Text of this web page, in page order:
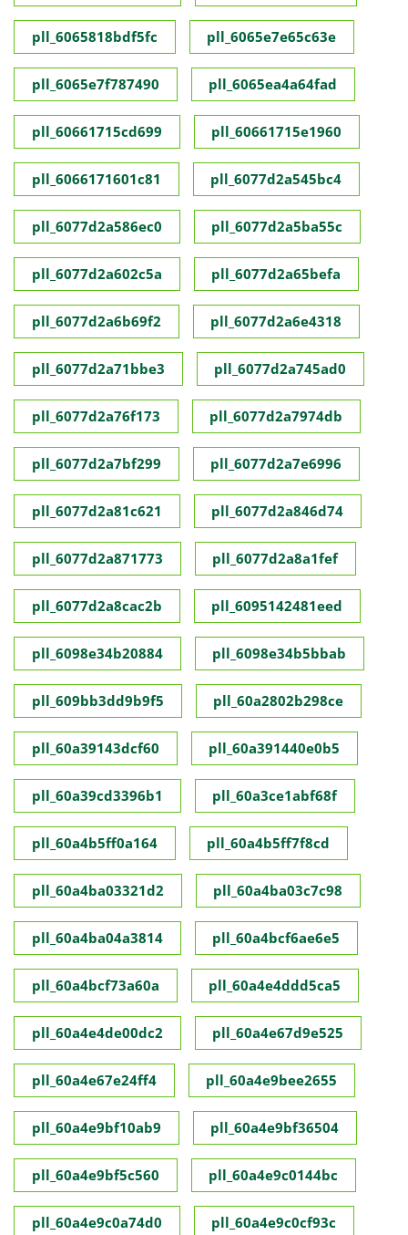
pll_6065818bdf5fc pll_6065e7e65c63e
pll_6065e7f787490 pll_6065ea4a64fad
pll_60661715cd699 pll_60661715e1960
pll_6066171601c81 pll_6077d2a545bc4
pll_6077d2a586ec0 pll_6077d2a5ba55c
pll_6077d2a602c5a pll_6077d2a65befa
pll_6077d2a6b69f2 pll_6077d2a6e4318
pll_6077d2a71bbe3 pll_6077d2a745ad0
pll_6077d2a76f173 pll_6077d2a7974db
pll_6077d2a7bf299 pll_6077d2a7e6996
pll_6077d2a81c621 pll_6077d2a846d74
pll_6077d2a871773 pll_6077d2a8a1fef
pll_6077d2a8cac2b pll_6095142481eed
pll_6098e34b20884 pll_6098e34b5bbab
pll_609bb3dd9b9f5 pll_60a2802b298ce
pll_60a39143dcf60 pll_60a391440e0b5
pll_60a39cd3396b1 pll_60a3ce1abf68f
pll_60a4b5ff0a164 pll_60a4b5ff7f8cd
pll_60a4ba03321d2 pll_60a4ba03c7c98
pll_60a4ba04a3814 pll_60a4bcf6ae6e5
pll_60a4bcf73a60a pll_60a4e4ddd5ca5
pll_60a4e4de00dc2 pll_60a4e67d9e525
pll_60a4e67e24ff4 pll_60a4e9bee2655
pll_60a4e9bf10ab9 pll_60a4e9bf36504
pll_60a4e9bf5c560 pll_60a4e9c0144bc
pll_60a4e9c0a74d0 pll_60a4e9c0cf93c